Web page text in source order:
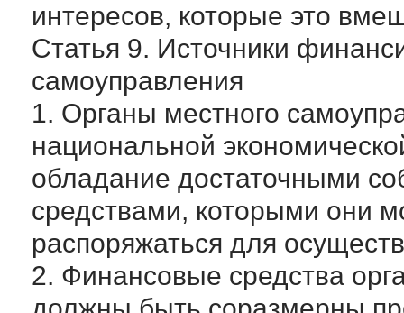
интересов, которые это
Статья 9. Источники
самоуправления
1. Органы местного
национальной
обладание достаточными
средствами, которыми они
распоряжаться для
2. Финансовые средства